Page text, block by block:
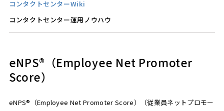
コンタクトセンターWiki
コンタクトセンター運用ノウハウ
eNPS®（Employee Net Promoter
Score）
eNPS®（Employee Net Promoter Score）（従業員ネットプロモー